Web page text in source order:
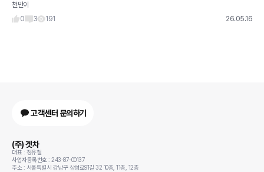
고려 중인데 두가지 질문이 있습니다. 1. 요즘 위 차량 계약 후 출고까지 기다리는 시간이
얼마나 되는
천만이
0
3 191 26.05.16
고객센터 문의하기
(주) 겟차
대표 : 정유철
사업자등록번호 : 243-87-00137
주소 : 서울특별시 강남구 삼성로91길 32 10층, 11층, 12층